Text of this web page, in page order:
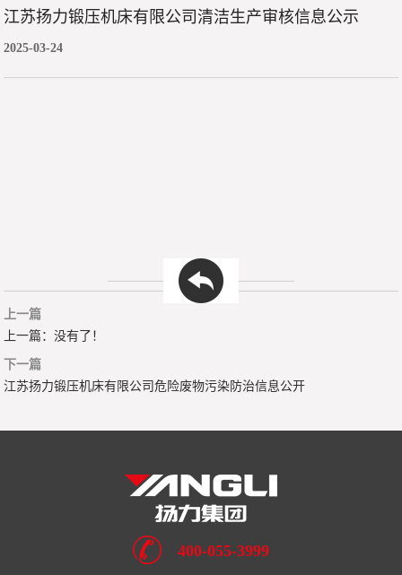
江苏扬力锻压机床有限公司清洁生产审核信息公示
2025-03-24
上一篇
上一篇：没有了！
下一篇
江苏扬力锻压机床有限公司危险废物污染防治信息公开
400-055-3999